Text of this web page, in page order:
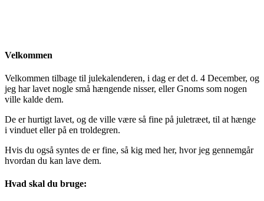
Velkommen
Velkommen tilbage til julekalenderen, i dag er det d. 4 December, og
jeg har lavet nogle små hængende nisser, eller Gnoms som nogen
ville kalde dem.
De er hurtigt lavet, og de ville være så fine på juletræet, til at hænge
i vinduet eller på en troldegren.
Hvis du også syntes de er fine, så kig med her, hvor jeg gennemgår
hvordan du kan lave dem.
Hvad skal du bruge: